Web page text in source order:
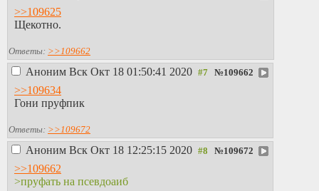
>>109625
Щекотно.
Ответы: >>109662
Аноним Вск Окт 18 01:50:41 2020 №109662
>>109634
Гони пруфпик
Ответы: >>109672
Аноним Вск Окт 18 12:25:15 2020 №109672
>>109662
>пруфать на псевдоаиб